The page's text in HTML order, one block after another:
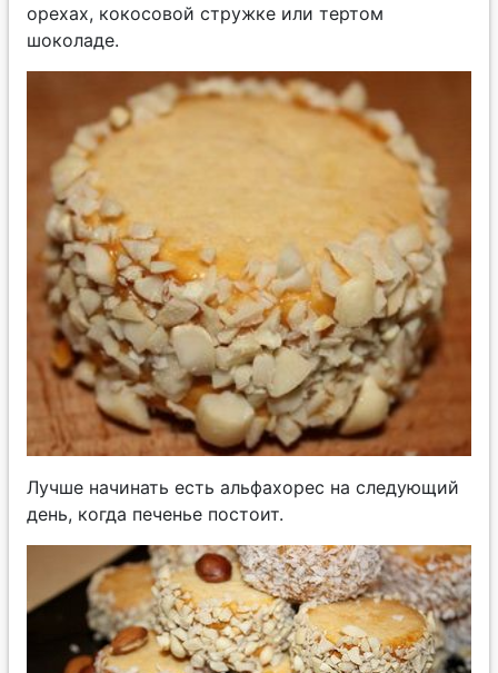
орехах, кокосовой стружке или тертом
шоколаде.
Лучше начинать есть альфахорес на следующий
день, когда печенье постоит.